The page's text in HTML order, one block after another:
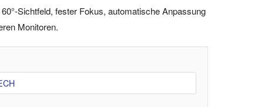
Sichtfeld, fester Fokus, automatische Anpassung
Monitoren.